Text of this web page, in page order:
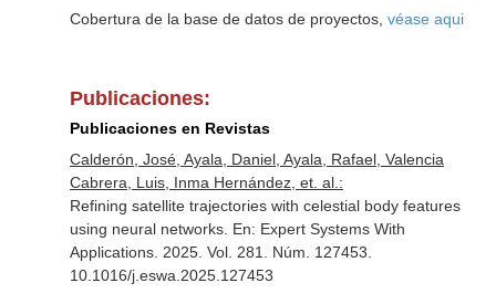
Cobertura de la base de datos de proyectos, véase aqui
Publicaciones:
Publicaciones en Revistas
Calderón, José, Ayala, Daniel, Ayala, Rafael, Valencia
Cabrera, Luis, Inma Hernández, et. al.:
Refining satellite trajectories with celestial body features
using neural networks. En: Expert Systems With
Applications. 2025. Vol. 281. Núm. 127453.
10.1016/j.eswa.2025.127453